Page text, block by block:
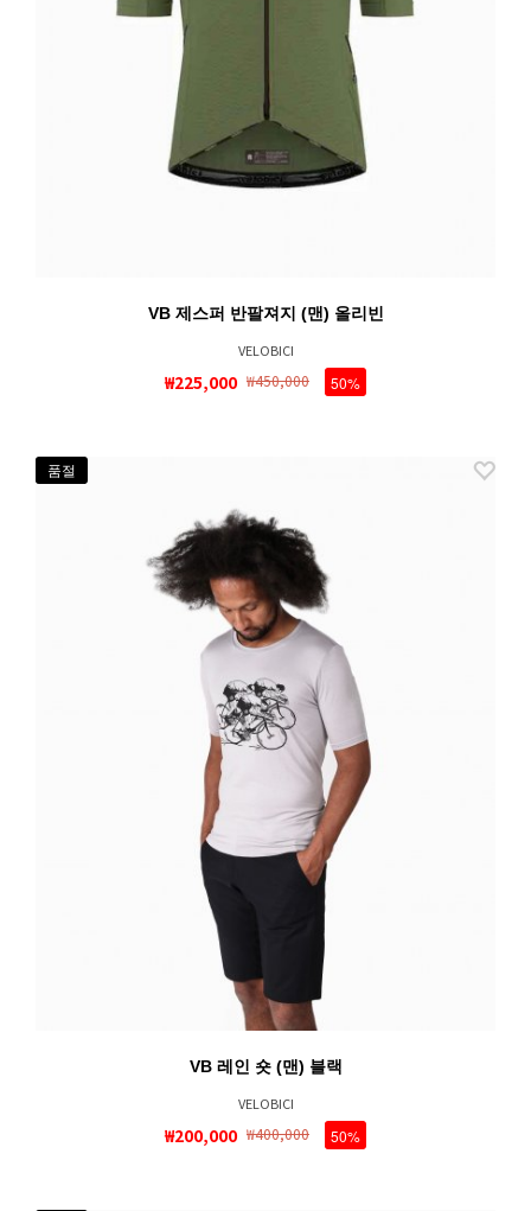
VB 제스퍼 반팔져지 (맨) 올리빈
VELOBICI
₩225,000 ₩450,000 50%
품절
VB 레인 숏 (맨) 블랙
VELOBICI
₩200,000 ₩400,000 50%